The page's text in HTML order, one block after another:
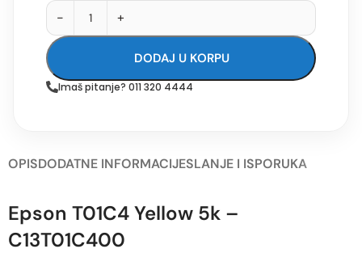
- +
DODAJ U KORPU
Imaš pitanje? 011 320 4444
OPISDODATNE INFORMACIJESLANJE I ISPORUKA
Epson T01C4 Yellow 5k –
C13T01C400